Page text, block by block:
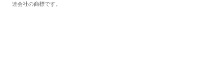
連会社の商標です。